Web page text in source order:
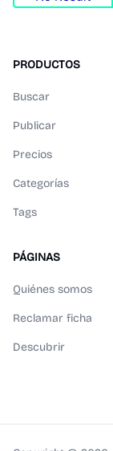
PRODUCTOS
Buscar
Publicar
Precios
Categorías
Tags
PÁGINAS
Quiénes somos
Reclamar ficha
Descubrir